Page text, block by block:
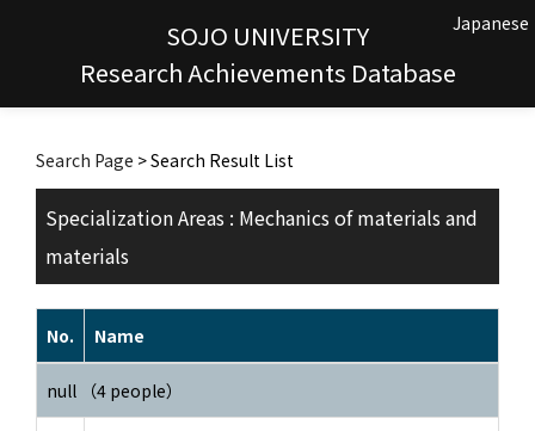
SOJO UNIVERSITY
Research Achievements Database
Japanese
Search Page > Search Result List
Specialization Areas : Mechanics of materials and
materials
No. Name
null （4 people）